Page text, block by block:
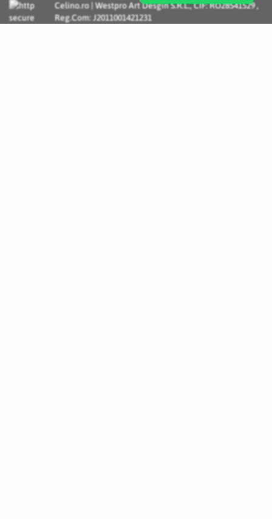
Celino.ro | Westpro Art Desgin S.R.L., CIF: RO28541529 ,
Reg.Com: J2011001421231